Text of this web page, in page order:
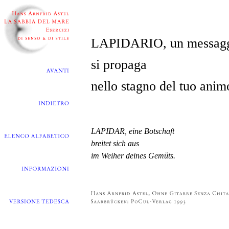
LAPIDARIO, un
si propaga
nello stagno del tuo
LAPIDAR, eine Botschaft
breitet sich aus
im Weiher deines Gemüts.